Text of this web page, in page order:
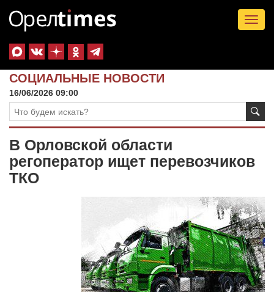
СОЦИАЛЬНЫЕ НОВОСТИ
16/06/2026 09:00
В Орловской области
регоператор ищет перевозчиков
ТКО